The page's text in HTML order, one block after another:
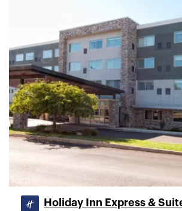
Holiday Inn Express &